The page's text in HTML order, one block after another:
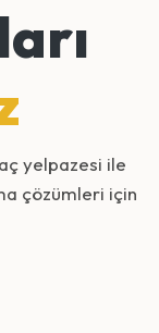
yelpazesi ile
çözümleri için